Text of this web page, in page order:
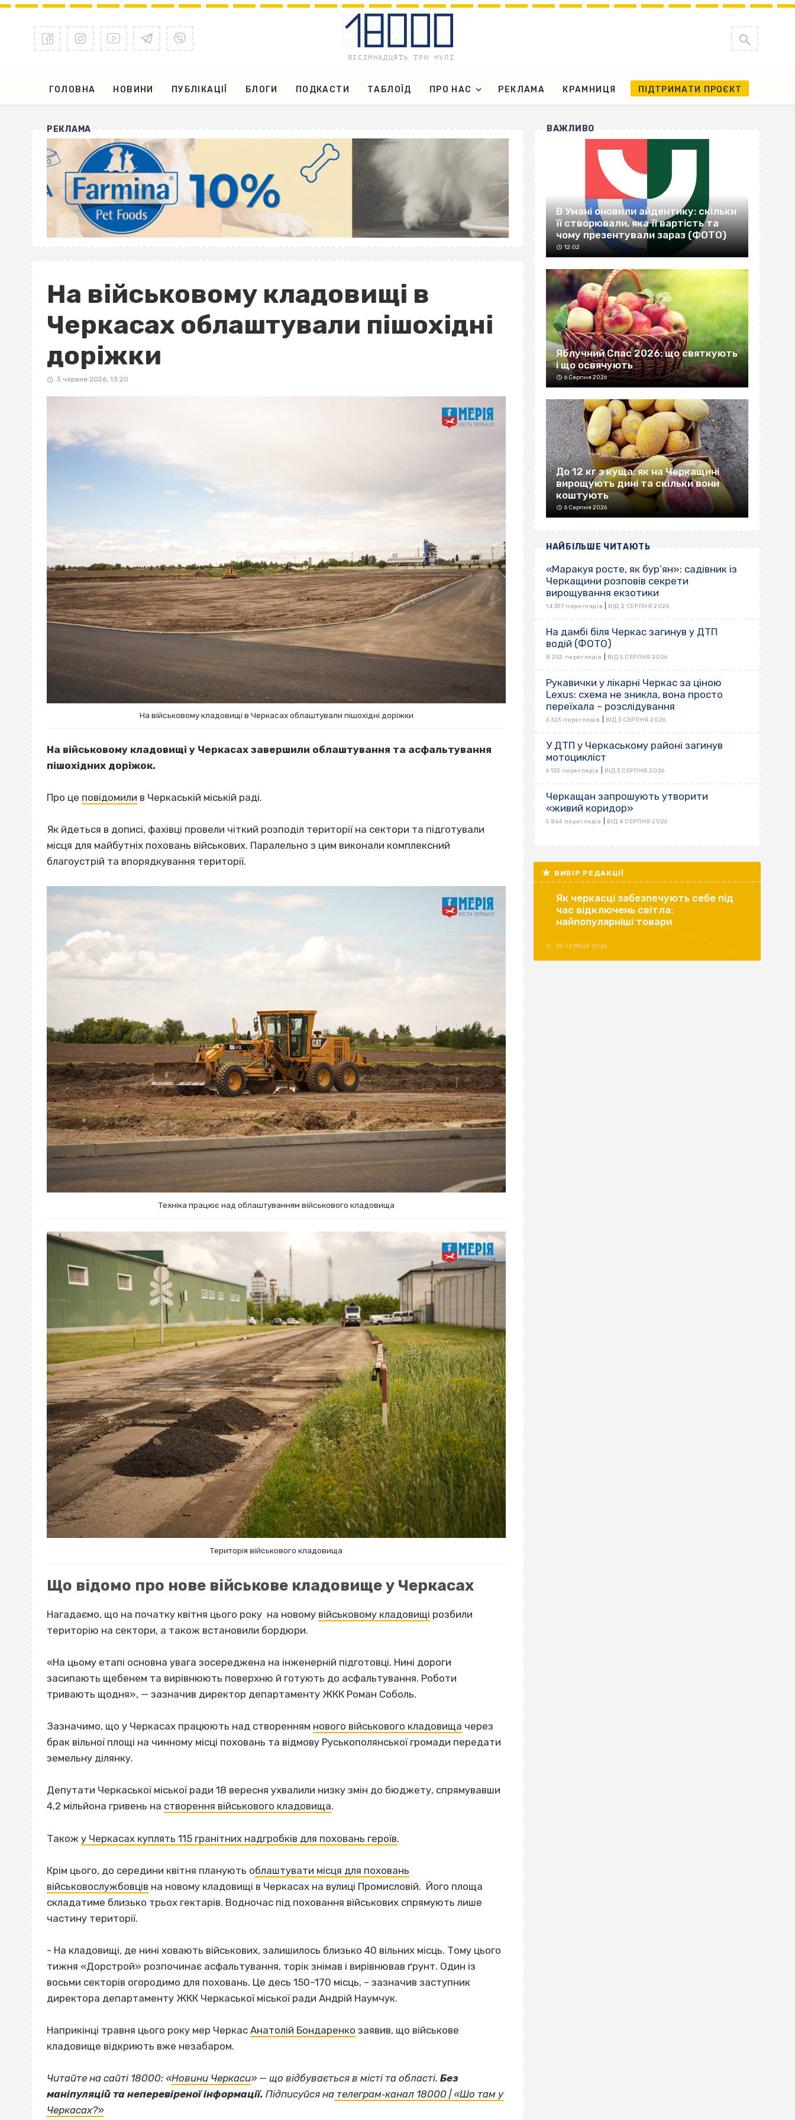
ГОЛОВНА НОВИНИ ПУБЛІКАЦІЇ БЛОГИ ПОДКАСТИ ТАБЛОЇД ПРО НАС РЕКЛАМА КРАМНИЦЯ ПІДТРИМАТИ ПРОЄКТ
РЕКЛАМА
На військовому кладовищі в
Черкасах облаштували пішохідні
доріжки
3 червня 2026, 13:20
На військовому кладовищі в Черкасах облаштували пішохідні доріжки
На військовому кладовищі у Черкасах завершили облаштування та асфальтування
пішохідних доріжок.
Про це повідомили в Черкаській міській раді.
Як йдеться в дописі, фахівці провели чіткий розподіл території на сектори та підготували
місця для майбутніх поховань військових. Паралельно з цим виконали комплексний
благоустрій та впорядкування території.
Техніка працює над облаштуванням військового кладовища
Територія військового кладовища
Що відомо про нове військове кладовище у Черкасах
Нагадаємо, що на початку квітня цього року на новому військовому кладовищі розбили
територію на сектори, а також встановили бордюри.
«На цьому етапі основна увага зосереджена на інженерній підготовці. Нині дороги
засипають щебенем та вирівнюють поверхню й готують до асфальтування. Роботи
тривають щодня», — зазначив директор департаменту ЖКК Роман Соболь.
Зазначимо, що у Черкасах працюють над створенням нового військового кладовища через
брак вільної площі на чинному місці поховань та відмову Руськополянської громади передати
земельну ділянку.
Депутати Черкаської міської ради 18 вересня ухвалили низку змін до бюджету, спрямувавши
4,2 мільйона гривень на створення військового кладовища.
Також у Черкасах куплять 115 гранітних надгробків для поховань героїв.
Крім цього, до середини квітня планують облаштувати місця для поховань
військовослужбовців на новому кладовищі в Черкасах на вулиці Промисловій. Його площа
складатиме близько трьох гектарів. Водночас під поховання військових спрямують лише
частину території.
- На кладовищі, де нині ховають військових, залишилось близько 40 вільних місць. Тому цього
тижня «Дорстрой» розпочинає асфальтування, торік знімав і вирівнював ґрунт. Один із
восьми секторів огородимо для поховань. Це десь 150–170 місць, – зазначив заступник
директора департаменту ЖКК Черкаської міської ради Андрій Наумчук.
Наприкінці травня цього року мер Черкас Анатолій Бондаренко заявив, що військове
кладовище відкриють вже незабаром.
Читайте на сайті 18000: «Новини Черкаси» — що відбувається в місті та області. Без
маніпуляцій та неперевіреної інформації. Підписуйся на телеграм‐канал 18000 | «Шо там у
Черкасах?»
ВАЖЛИВО
В Умані оновили айдентику: скільки
її створювали, яка її вартість та
чому презентували зараз (ФОТО)
12:02
Яблучний Спас 2026: що святкують
і що освячують
6 Серпня 2026
До 12 кг з куща: як на Черкащині
вирощують дині та скільки вони
коштують
6 Серпня 2026
НАЙБІЛЬШЕ ЧИТАЮТЬ
«Маракуя росте, як бур’ян»: садівник із
Черкащини розповів секрети
вирощування екзотики
14 397 переглядів ВІД 2 СЕРПНЯ 2026
На дамбі біля Черкас загинув у ДТП
водій (ФОТО)
8 252 переглядів ВІД 5 СЕРПНЯ 2026
Рукавички у лікарні Черкас за ціною
Lexus: схема не зникла, вона просто
переїхала – розслідування
6 323 переглядів ВІД 3 СЕРПНЯ 2026
У ДТП у Черкаському районі загинув
мотоцикліст
6 153 переглядів ВІД 3 СЕРПНЯ 2026
Черкащан запрошують утворити
«живий коридор»
5 864 переглядів ВІД 4 СЕРПНЯ 2026
ВИБІР РЕДАКЦІЇ
Як черкасці забезпечують себе під
час відключень світла:
найпопулярніші товари
29 ЧЕРВНЯ 2026